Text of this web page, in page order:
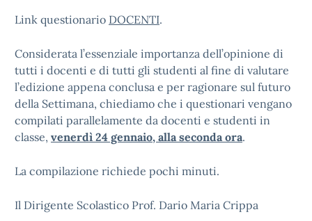
Link questionario DOCENTI.
Considerata l’essenziale importanza dell’opinione di
tutti i docenti e di tutti gli studenti al fine di valutare
l’edizione appena conclusa e per ragionare sul futuro
della Settimana, chiediamo che i questionari vengano
compilati parallelamente da docenti e studenti in
classe, venerdì 24 gennaio, alla seconda ora.
La compilazione richiede pochi minuti.
Il Dirigente Scolastico Prof. Dario Maria Crippa